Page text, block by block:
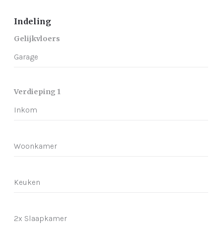
Indeling
Gelijkvloers
Garage
Verdieping 1
Inkom
Woonkamer
Keuken
2x Slaapkamer